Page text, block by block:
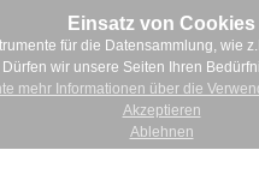
Einsatz von Cookies
für die Datensammlung, wie
wir unsere Seiten Ihren
mehr Informationen über die
Akzeptieren
Ablehnen